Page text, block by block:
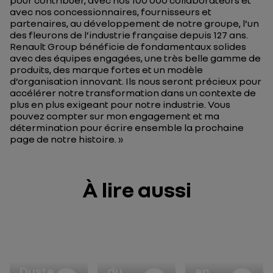
avec nos concessionnaires, fournisseurs et
partenaires, au développement de notre groupe, l’un
des fleurons de l’industrie française depuis 127 ans.
Renault Group bénéficie de fondamentaux solides
avec des équipes engagées, une très belle gamme de
produits, des marque fortes et un modèle
d’organisation innovant. Ils nous seront précieux pour
accélérer notre transformation dans un contexte de
plus en plus exigeant pour notre industrie. Vous
pouvez compter sur mon engagement et ma
détermination pour écrire ensemble la prochaine
page de notre histoire. »
À lire aussi